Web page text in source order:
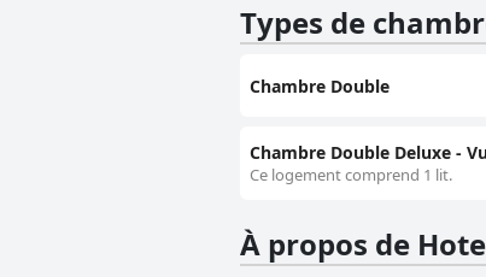
Types de
Chambre Double
Chambre Double Deluxe -
Ce logement comprend 1 lit.
À propos de